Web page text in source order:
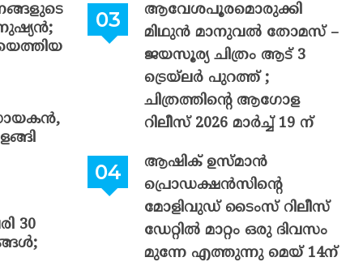
30
ആവേശപൂരമൊരുക്കി
മിഥുൻ മാനുവൽ തോമസ് –
ജയസൂര്യ ചിത്രം ആട് 3
ട്രെയ്‌ലർ പുറത്ത് ;
ചിത്രത്തിന്റെ ആഗോള
റിലീസ് 2026 മാർച്ച് 19 ന്
ആഷിക് ഉസ്മാൻ
പ്രൊഡക്ഷൻസിന്റെ
മോളിവുഡ് ടൈംസ് റിലീസ്
ഡേറ്റിൽ മാറ്റം ഒരു ദിവസം
മുന്നേ എത്തുന്നു മെയ് 14ന്